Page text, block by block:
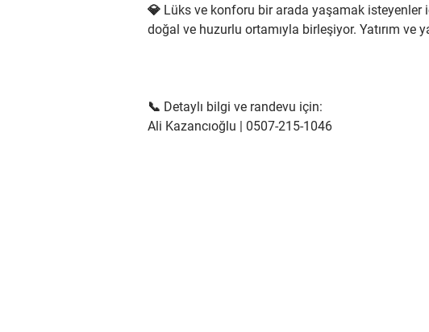
💎 Lüks ve konforu bir arada yaşamak isteyenler
doğal ve huzurlu ortamıyla birleşiyor. Yatırım ve
📞 Detaylı bilgi ve randevu için:
Ali Kazancıoğlu | 0507-215-1046